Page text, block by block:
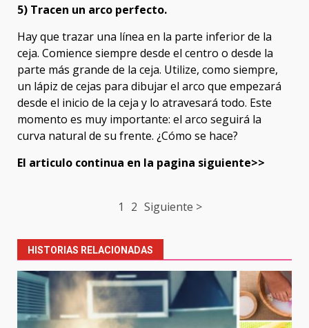
5) Tracen un arco perfecto.
Hay que trazar una línea en la parte inferior de la
ceja. Comience siempre desde el centro o desde la
parte más grande de la ceja. Utilize, como siempre,
un lápiz de cejas para dibujar el arco que empezará
desde el inicio de la ceja y lo atravesará todo. Este
momento es muy importante: el arco seguirá la
curva natural de su frente. ¿Cómo se hace?
El articulo continua en la pagina siguiente>>
1 2 Siguiente >
HISTORIAS RELACIONADAS